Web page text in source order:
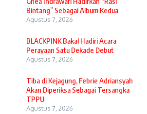
Bintang” Sebagai Album Kedua
Agustus 7, 2026
BLACKPINK Bakal Hadiri Acara
Perayaan Satu Dekade Debut
Agustus 7, 2026
Tiba di Kejagung, Febrie Adriansyah
Akan Diperiksa Sebagai Tersangka
TPPU
Agustus 7, 2026